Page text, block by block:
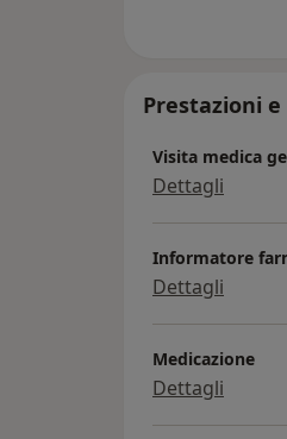
Prestazioni e
Visita medica
Dettagli
Informatore
Dettagli
Medicazione
Dettagli